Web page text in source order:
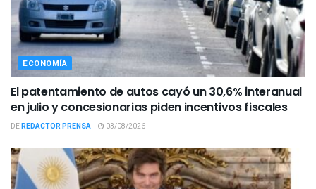
ECONOMÍA
El patentamiento de autos cayó un 30,6% interanual
en julio y concesionarias piden incentivos fiscales
DEREDACTOR PRENSA 03/08/2026